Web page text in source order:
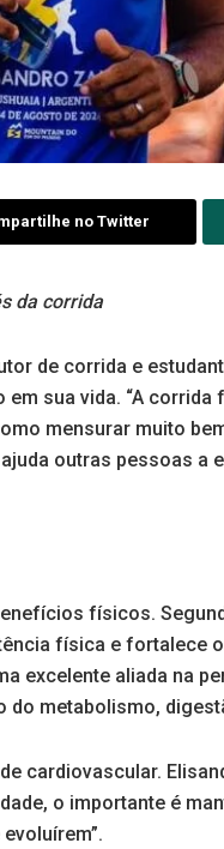
no Twitter
da corrida
de corrida e
sua vida. “A
mensurar muito
outras pessoas a
físicos.
física e fortalece
excelente aliada na
metabolismo,
cardiovascular.
o importante é